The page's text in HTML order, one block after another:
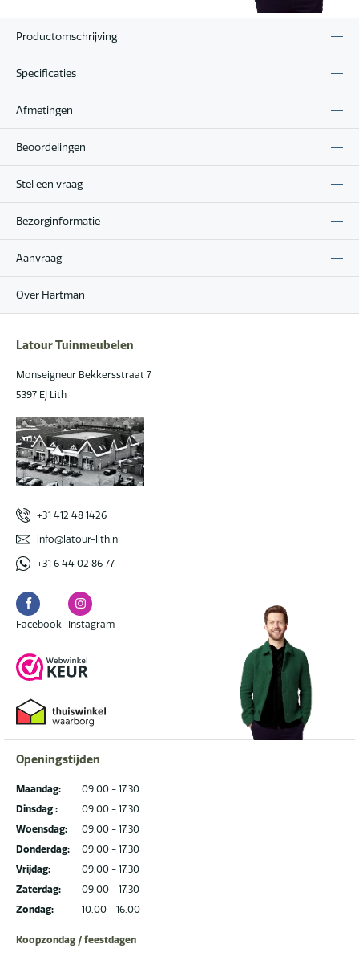
Productomschrijving
Specificaties
Afmetingen
Beoordelingen
Stel een vraag
Bezorginformatie
Aanvraag
Over Hartman
Latour Tuinmeubelen
Monseigneur Bekkersstraat 7
5397 EJ Lith
+31 412 48 1426
info@latour-lith.nl
+31 6 44 02 86 77
Facebook
Facebook
Instagram
Instagram
Openingstijden
Maandag:
Dinsdag :
Woensdag:
Donderdag:
Vrijdag:
Zaterdag:
Zondag:
09.00 - 17.30
09.00 - 17.30
09.00 - 17.30
09.00 - 17.30
09.00 - 17.30
09.00 - 17.30
10.00 - 16.00
Koopzondag / feestdagen